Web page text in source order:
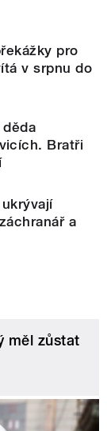
pro
v srpnu do
Bratři
a
měl zůstat